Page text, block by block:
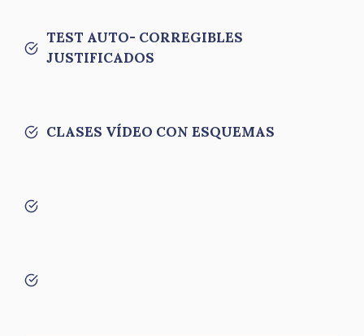
TEST AUTO- CORREGIBLES
JUSTIFICADOS
CLASES VÍDEO CON ESQUEMAS